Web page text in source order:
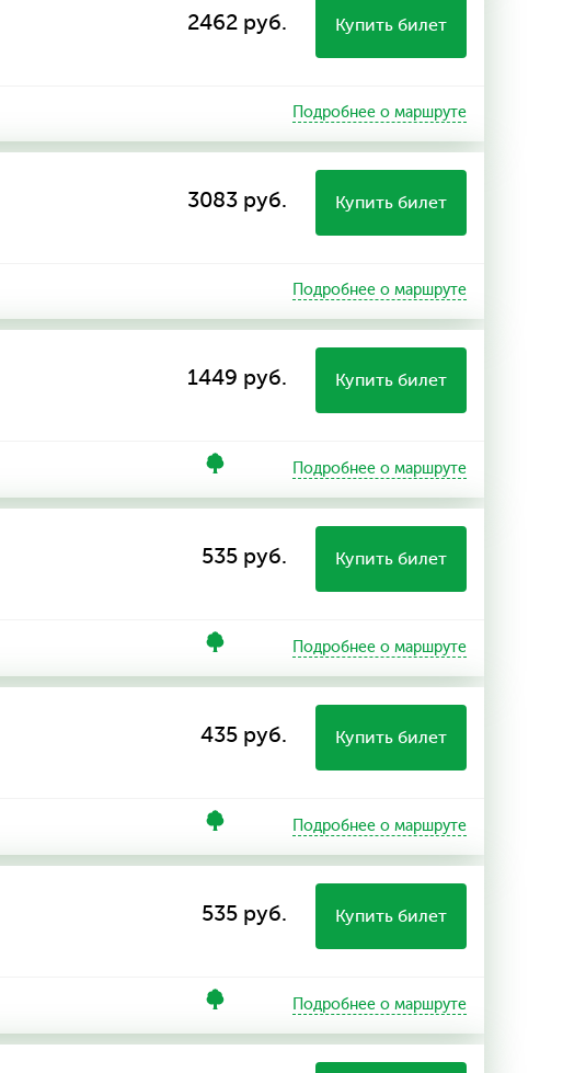
2462 руб. Купить билет
Подробнее о маршруте
3083 руб. Купить билет
Подробнее о маршруте
1449 руб. Купить билет
Подробнее о маршруте
535 руб. Купить билет
Подробнее о маршруте
435 руб. Купить билет
Подробнее о маршруте
535 руб. Купить билет
Подробнее о маршруте